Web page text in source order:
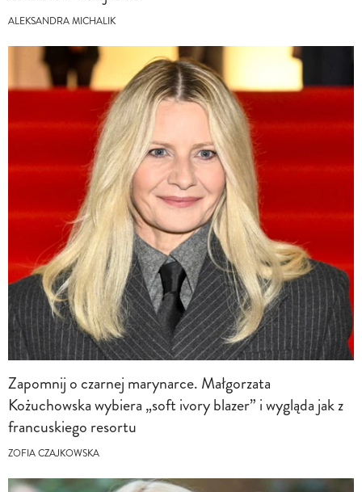
ALEKSANDRA MICHALIK
Zapomnij o czarnej marynarce. Małgorzata
Kożuchowska wybiera „soft ivory blazer” i wygląda jak z
francuskiego resortu
ZOFIA CZAJKOWSKA